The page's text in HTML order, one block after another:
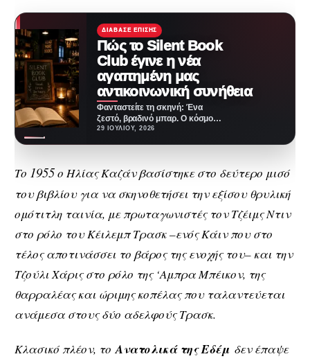
ΔΙΆΒΑΣΕ ΕΠΊΣΗΣ
Πώς το Silent Book
Club έγινε η νέα
αγαπημένη μας
αντικοινωνική συνήθεια
Φανταστείτε τη σκηνή: Ένα
ζεστό, βραδινό μπαρ. Ο κόσμος
γύρω πίνει κοκτέιλ, γελάει,
29 ΙΟΥΛΊΟΥ, 2026
Το 1955ο Ηλίας Καζάν βασίστηκε στο δεύτερο μισό
του βιβλίου για να σκηνοθετήσει την εξίσου θρυλική
ομότιτλη ταινία, με πρωταγωνιστές τον Τζέιμς Ντιν
στο ρόλο του Κέιλεμπ Τρασκ –ενός Κάιν που στο
τέλος αποτινάσσει το βάρος της ενοχής του– και την
Τζούλι Χάρις στο ρόλο της ‘Aμπρα Μπέικον, της
θαρραλέας και ώριμης κοπέλας που ταλαντεύεται
ανάμεσα στους δύο αδελφούς Τρασκ.
Κλασικό πλέον, τοΑνατολικά της Εδέμ δεν έπαψε